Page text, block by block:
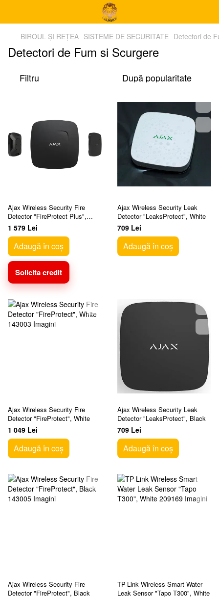
BIROUL ȘI REȚEA SISTEME DE SECURITATE Detectori de
Detectori de Fum si Scurgere
Filtru După popularitate
Ajax Wireless Security Fire
Detector "FireProtect Plus",
Black, CO Sensor
1 579 Lei
Adaugă în coș
Solicita credit
Ajax Wireless Security Leak
Detector "LeaksProtect", White
709 Lei
Adaugă în coș
Ajax Wireless Security Fire
Detector "FireProtect", White
1 049 Lei
Adaugă în coș
Ajax Wireless Security Leak
Detector "LeaksProtect", Black
709 Lei
Adaugă în coș
Ajax Wireless Security Fire
Detector "FireProtect", Black
TP-Link Wireless Smart Water
Leak Sensor "Tapo T300", White